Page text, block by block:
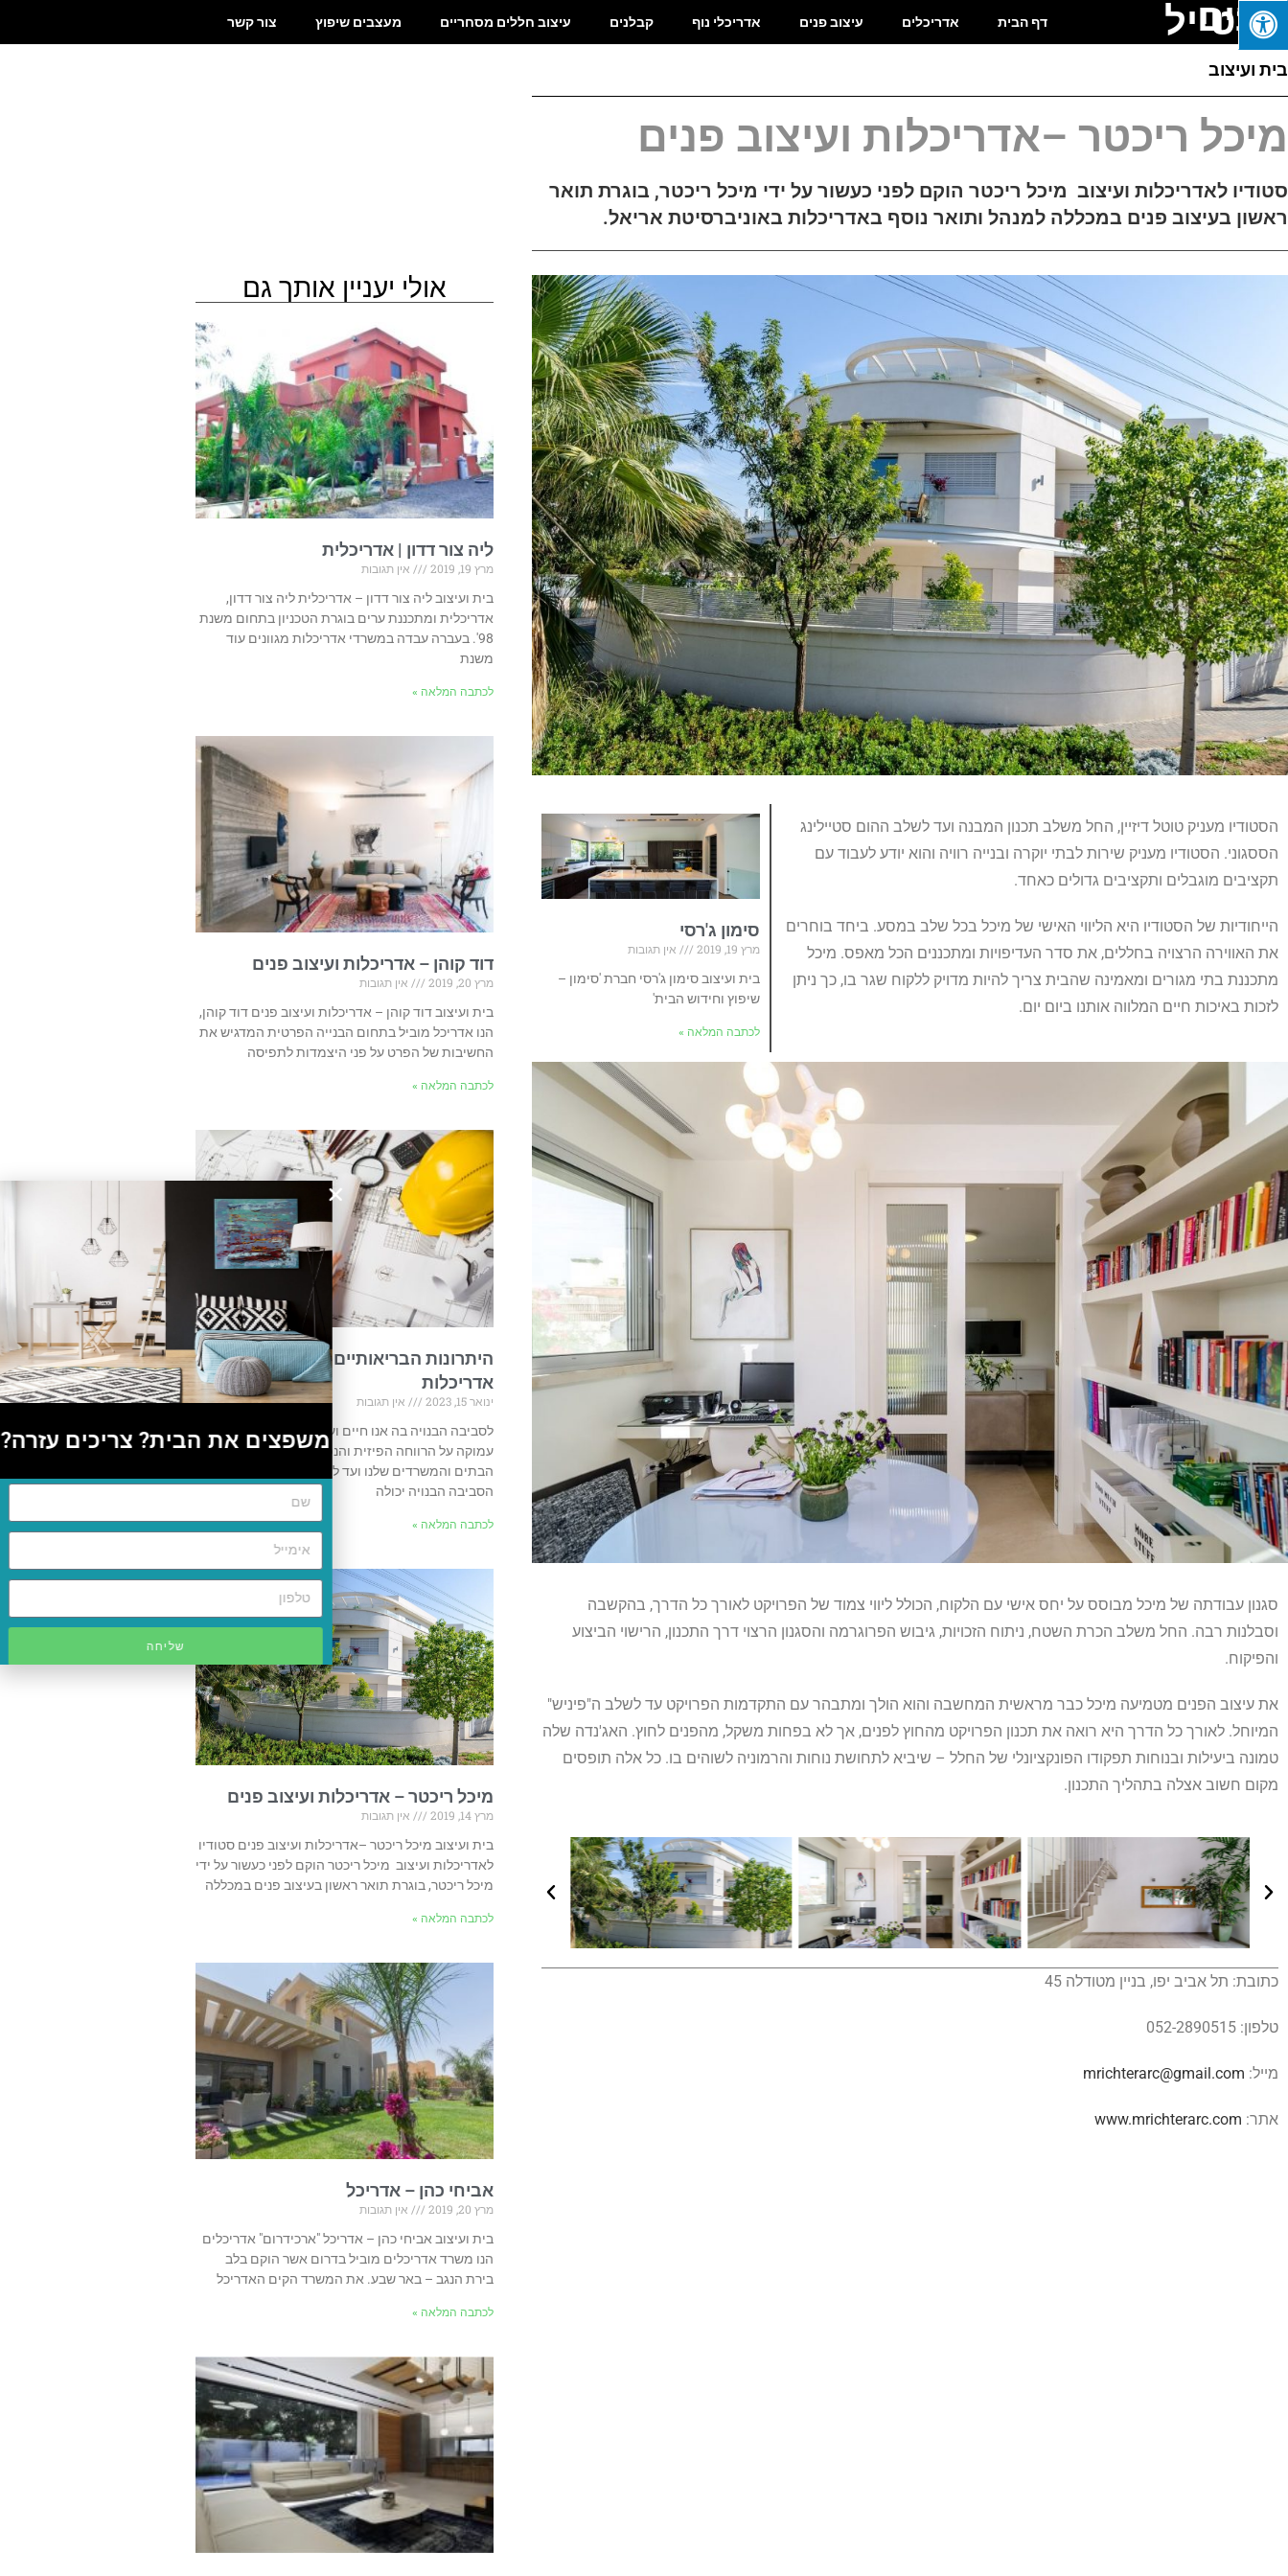
בונים
בסטייל דף הבית אדריכלים עיצוב פנים אדריכלי נוף קבלנים עיצוב חללים מסחריים מעצבים שיפוץ צור קשר
בית ועיצוב
מיכל ריכטר –אדריכלות ועיצוב פנים
סטודיו לאדריכלות ועיצוב מיכל ריכטר הוקם לפני כעשור על ידי מיכל ריכטר, בוגרת תואר
ראשון בעיצוב פנים במכללה למנהל ותואר נוסף באדריכלות באוניברסיטת אריאל.
הסטודיו מעניק טוטל דיזיין, החל משלב תכנון המבנה ועד לשלב ההום סטיילינג
הססגוני. הסטודיו מעניק שירות לבתי יוקרה ובנייה רוויה והוא יודע לעבוד עם
תקציבים מוגבלים ותקציבים גדולים כאחד.
הייחודיות של הסטודיו היא הליווי האישי של מיכל בכל שלב במסע. ביחד בוחרים
את האווירה הרצויה בחללים, את סדר העדיפויות ומתכננים הכל מאפס. מיכל
מתכננת בתי מגורים ומאמינה שהבית צריך להיות מדויק ללקוח שגר בו, כך ניתן
לזכות באיכות חיים המלווה אותנו ביום יום.
סימון ג'רסי
מרץ 19, 2019
אין תגובות
בית ועיצוב סימון ג'רסי חברת 'סימון –
שיפוץ וחידוש הבית'
לכתבה המלאה »
סגנון עבודתה של מיכל מבוסס על יחס אישי עם הלקוח, הכולל ליווי צמוד של הפרויקט לאורך כל הדרך, בהקשבה
וסבלנות רבה. החל משלב הכרת השטח, ניתוח הזכויות, גיבוש הפרוגרמה והסגנון הרצוי דרך התכנון, הרישוי הביצוע
והפיקוח.
את עיצוב הפנים מטמיעה מיכל כבר מראשית המחשבה והוא הולך ומתבהר עם התקדמות הפרויקט עד לשלב ה"פיניש"
המיוחל. לאורך כל הדרך היא רואה את תכנון הפרויקט מהחוץ לפנים, אך לא בפחות משקל, מהפנים לחוץ. האג'נדה שלה
טמונה ביעילות ובנוחות תפקודו הפונקציונלי של החלל – שיביא לתחושת נוחות והרמוניה לשוהים בו. כל אלה תופסים
מקום חשוב אצלה בתהליך התכנון.
כתובת: תל אביב יפו, בניין מטודלה 45
טלפון: 052-2890515
מייל: mrichterarc@gmail.com
אתר: www.mrichterarc.com
אולי יעניין אותך גם
ליה צור דדון | אדריכלית
מרץ 19, 2019
אין תגובות
בית ועיצוב ליה צור דדון – אדריכלית ליה צור דדון,
אדריכלית ומתכננת ערים בוגרת הטכניון בתחום משנת
98'. בעברה עבדה במשרדי אדריכלות מגוונים עוד
משנת
לכתבה המלאה »
דוד קוהן – אדריכלות ועיצוב פנים
מרץ 20, 2019
אין תגובות
בית ועיצוב דוד קוהן – אדריכלות ועיצוב פנים דוד קוהן,
הנו אדריכל מוביל בתחום הבנייה הפרטית המדגיש את
החשיבות של הפרט על פני היצמדות לתפיסה
לכתבה המלאה »
היתרונות הבריאותיים הנסתרים של
אדריכלות
ינואר 15, 2023
אין תגובות
לסביבה הבנויה בה אנו חיים ועובדים יש השפעה
עמוקה על הרווחה הפיזית והנפשית שלנו. מעיצוב
הבתים והמשרדים שלנו ועד לפריסת הערים שלנו,
הסביבה הבנויה יכולה
לכתבה המלאה »
מיכל ריכטר – אדריכלות ועיצוב פנים
מרץ 14, 2019
אין תגובות
בית ועיצוב מיכל ריכטר –אדריכלות ועיצוב פנים סטודיו
לאדריכלות ועיצוב מיכל ריכטר הוקם לפני כעשור על ידי
מיכל ריכטר, בוגרת תואר ראשון בעיצוב פנים במכללה
לכתבה המלאה »
אביחי כהן – אדריכל
מרץ 20, 2019
אין תגובות
בית ועיצוב אביחי כהן – אדריכל "ארכידרום" אדריכלים
הנו משרד אדריכלים מוביל בדרום אשר הוקם בלב
בירת הנגב – באר שבע. את המשרד הקים האדריכל
לכתבה המלאה »
משפצים את הבית? צריכים עזרה?
שליחה